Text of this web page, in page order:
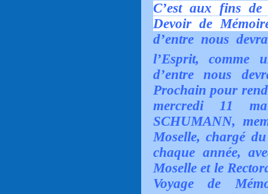
C’est aux fins
Devoir de
d’entre nous
l’Esprit, comme
d’entre nous
Prochain pour
mercredi 11
SCHUMANN,
Moselle, chargé
chaque année,
Moselle et le
Voyage de